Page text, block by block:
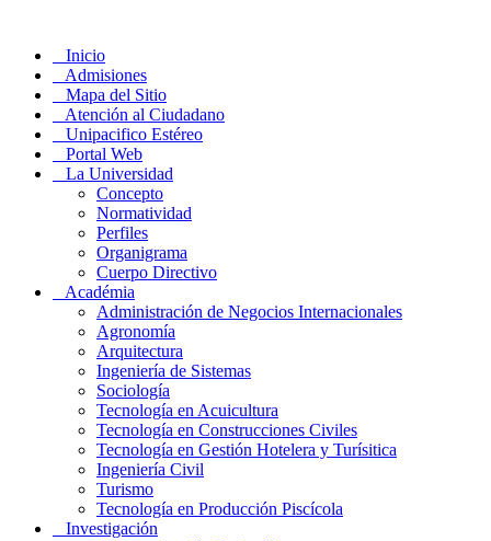
Inicio
Admisiones
Mapa del Sitio
Atención al Ciudadano
Unipacifico Estéreo
Portal Web
La Universidad
Concepto
Normatividad
Perfiles
Organigrama
Cuerpo Directivo
Académia
Administración de Negocios Internacionales
Agronomía
Arquitectura
Ingeniería de Sistemas
Sociología
Tecnología en Acuicultura
Tecnología en Construcciones Civiles
Tecnología en Gestión Hotelera y Turísitica
Ingeniería Civil
Turismo
Tecnología en Producción Piscícola
Investigación